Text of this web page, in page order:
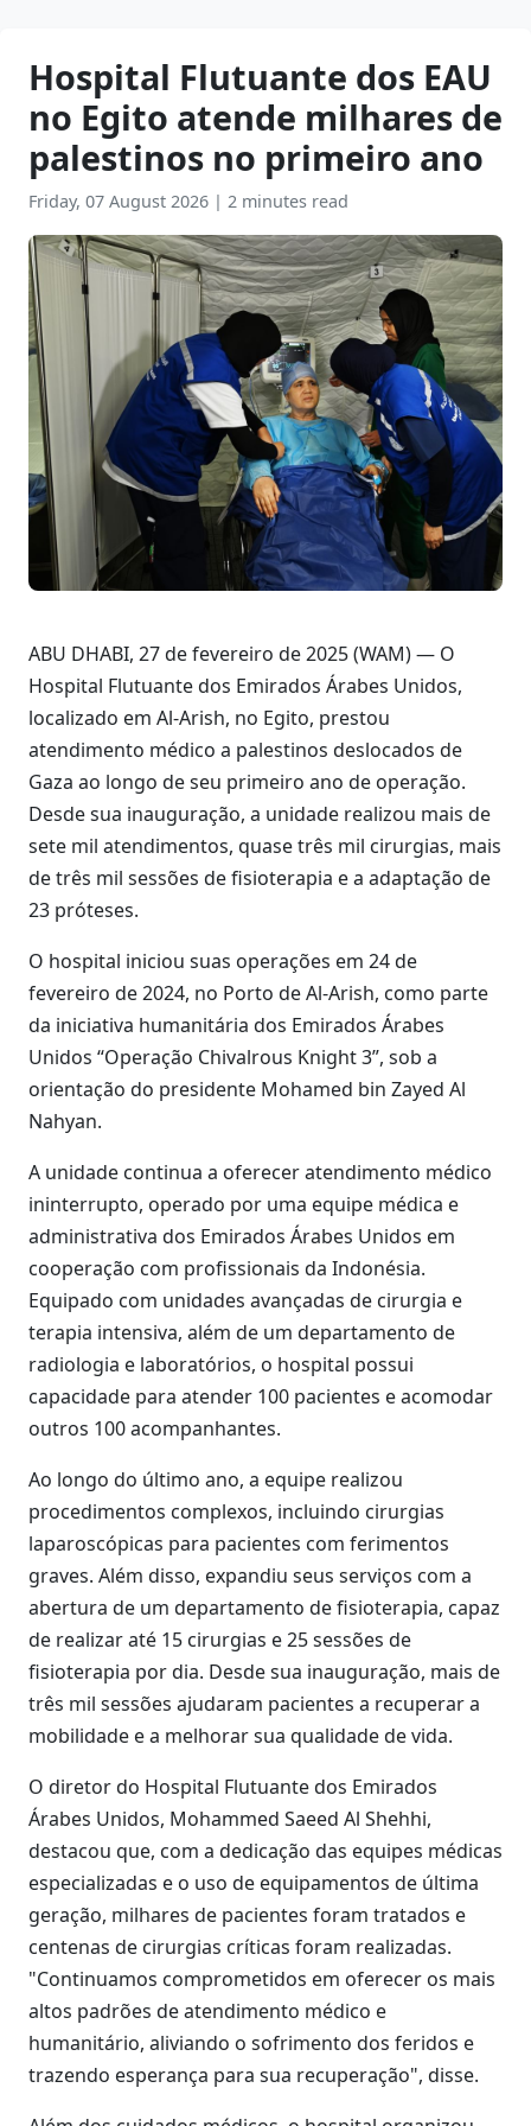
Hospital Flutuante dos EAU
no Egito atende milhares de
palestinos no primeiro ano
Friday, 07 August 2026 | 2 minutes read
ABU DHABI, 27 de fevereiro de 2025 (WAM) — O
Hospital Flutuante dos Emirados Árabes Unidos,
localizado em Al-Arish, no Egito, prestou
atendimento médico a palestinos deslocados de
Gaza ao longo de seu primeiro ano de operação.
Desde sua inauguração, a unidade realizou mais de
sete mil atendimentos, quase três mil cirurgias, mais
de três mil sessões de fisioterapia e a adaptação de
23 próteses.
O hospital iniciou suas operações em 24 de
fevereiro de 2024, no Porto de Al-Arish, como parte
da iniciativa humanitária dos Emirados Árabes
Unidos “Operação Chivalrous Knight 3”, sob a
orientação do presidente Mohamed bin Zayed Al
Nahyan.
A unidade continua a oferecer atendimento médico
ininterrupto, operado por uma equipe médica e
administrativa dos Emirados Árabes Unidos em
cooperação com profissionais da Indonésia.
Equipado com unidades avançadas de cirurgia e
terapia intensiva, além de um departamento de
radiologia e laboratórios, o hospital possui
capacidade para atender 100 pacientes e acomodar
outros 100 acompanhantes.
Ao longo do último ano, a equipe realizou
procedimentos complexos, incluindo cirurgias
laparoscópicas para pacientes com ferimentos
graves. Além disso, expandiu seus serviços com a
abertura de um departamento de fisioterapia, capaz
de realizar até 15 cirurgias e 25 sessões de
fisioterapia por dia. Desde sua inauguração, mais de
três mil sessões ajudaram pacientes a recuperar a
mobilidade e a melhorar sua qualidade de vida.
O diretor do Hospital Flutuante dos Emirados
Árabes Unidos, Mohammed Saeed Al Shehhi,
destacou que, com a dedicação das equipes médicas
especializadas e o uso de equipamentos de última
geração, milhares de pacientes foram tratados e
centenas de cirurgias críticas foram realizadas.
"Continuamos comprometidos em oferecer os mais
altos padrões de atendimento médico e
humanitário, aliviando o sofrimento dos feridos e
trazendo esperança para sua recuperação", disse.